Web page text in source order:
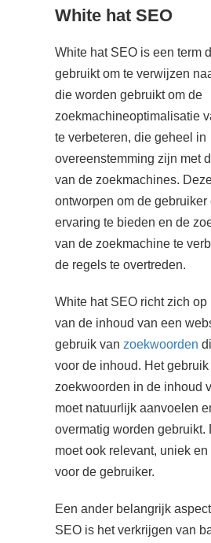
White hat SEO
White hat SEO is een term
gebruikt om te verwijzen
die worden gebruikt om de
zoekmachineoptimalisatie
te verbeteren, die geheel in
overeenstemming zijn met
van de zoekmachines.
ontworpen om de
ervaring te bieden en de
van de zoekmachine te
de regels te overtreden.
White hat SEO richt zich op
van de inhoud van een
gebruik van zoekwoorden
voor de inhoud. Het gebruik
zoekwoorden in de inhoud
moet natuurlijk aanvoelen
overmatig worden gebruikt.
moet ook relevant, uniek
voor de gebruiker.
Een ander belangrijk
SEO is het verkrijgen van